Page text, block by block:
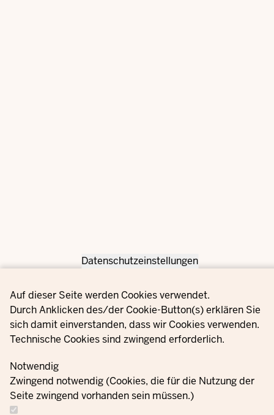
Privacy settings
Datenschutzeinstellungen
Auf dieser Seite werden Cookies verwendet.
Durch Anklicken des/der Cookie-Button(s) erklären Sie
sich damit einverstanden, dass wir Cookies verwenden.
Technische Cookies sind zwingend erforderlich.
Notwendig
Zwingend notwendig (Cookies, die für die Nutzung der
Seite zwingend vorhanden sein müssen.)